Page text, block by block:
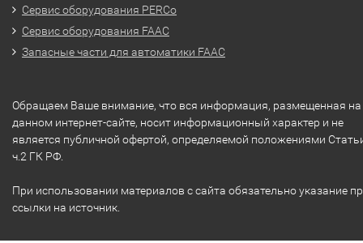
Сервис оборудования PERCo
Сервис оборудования FAAC
Запасные части для автоматики FAAC
Обращаем Ваше внимание, что вся информация, размещенная на
данном интернет-сайте, носит информационный характер и не
является публичной офертой, определяемой положениями
ч.2 ГК РФ.
При использовании материалов с сайта обязательно указание
ссылки на источник.